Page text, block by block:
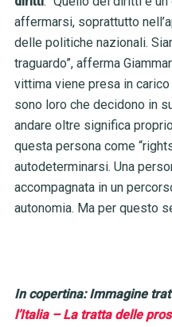
affermarsi, soprattutto
delle politiche nazionali.
traguardo”, afferma
vittima viene presa in
sono loro che decidono in
andare oltre significa
questa persona come
autodeterminarsi. Una
accompagnata in un
autonomia. Ma per questo
In copertina: Immagine
l’Italia – La tratta delle